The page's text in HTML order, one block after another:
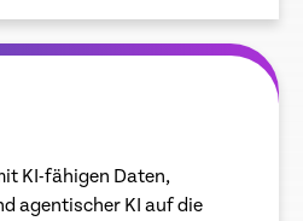
KI-fähigen Daten,
agentischer KI auf die